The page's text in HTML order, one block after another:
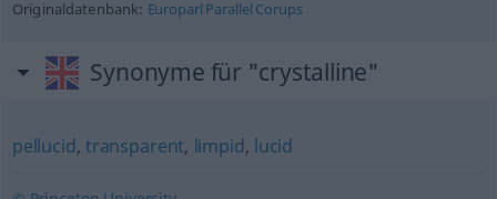
Originaldatenbank: Europarl Parallel Corups
Synonyme für "crystalline"
pellucid, transparent, limpid, lucid